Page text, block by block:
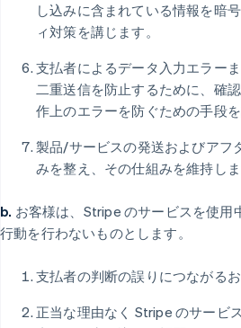
し込みに含まれている情報を暗
ィ対策を講じます。
支払者によるデータ入力エラー
二重送信を防止するために、確
作上のエラーを防ぐための手段を
製品/サービスの発送およびアフ
みを整え、その仕組みを維持しま
b. お客様は、Stripe のサービスを使用
行動を行わないものとします。
支払者の判断の誤りにつながる
正当な理由なく Stripe のサービ